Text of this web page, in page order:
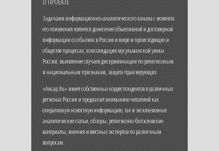
Задачами информационно-аналитического канала с момента
его появления является донесение объективной и достоверной
информации о событиях в России и мире и происходящих в
обществе процессах, консолидация мусульманской уммы
России, выявление случаев дискриминации по религиозным
и национальным признакам, защита прав верующих.
«Ансар.Ru» имеет собственных корреспондентов в различных
регионах России и предлагает вниманию читателей как
оперативную новостную информацию, так и эксклюзивные
аналитические статьи, обзоры, религиозно-богословские
материалы, мнения известных экспертов по различным
вопросам.